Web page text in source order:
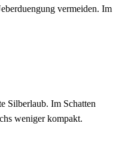
vermeiden. Im
Silberlaub. Im Schatten
weniger kompakt.